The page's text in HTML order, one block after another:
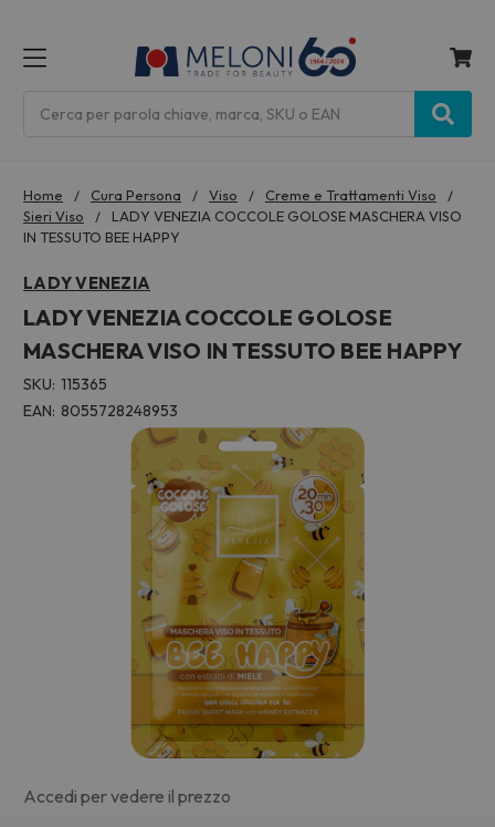
Home Cura Persona Viso
Creme e Trattamenti Viso
Sieri Viso
LADY VENEZIA COCCOLE GOLOSE MASCHERA VISO
IN TESSUTO BEE HAPPY
LADY VENEZIA
LADY VENEZIA COCCOLE GOLOSE
MASCHERA VISO IN TESSUTO BEE HAPPY
SKU: 115365
EAN: 8055728248953
Accedi per vedere il prezzo